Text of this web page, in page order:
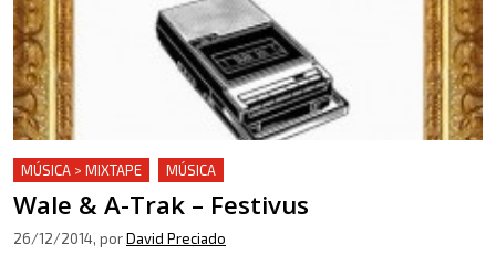
MÚSICA > MIXTAPE MÚSICA
Wale & A-Trak – Festivus
26/12/2014, porDavid Preciado